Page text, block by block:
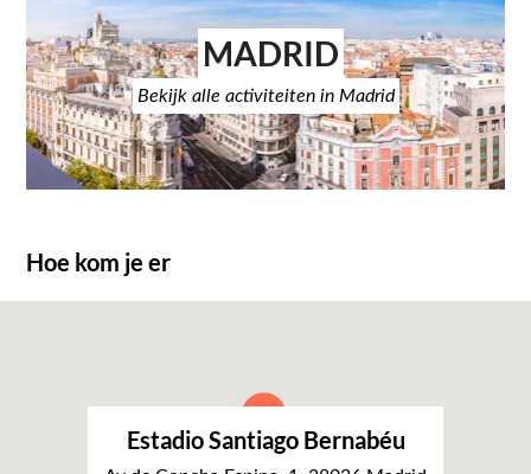
MADRID
Bekijk alle activiteiten in Madrid
Hoe kom je er
Estadio Santiago Bernabéu